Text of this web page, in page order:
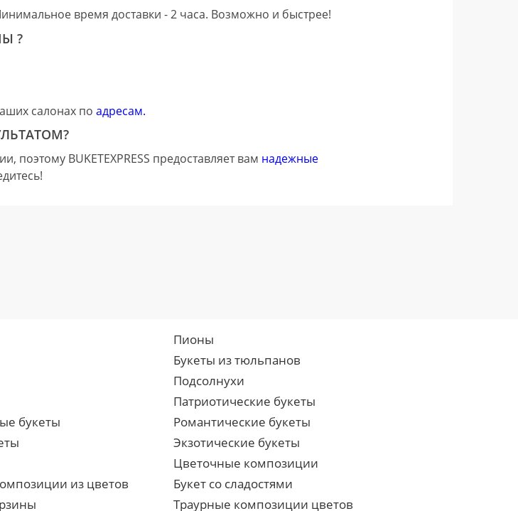
время доставки - 2 часа. Возможно и быстрее!
?
салонах по адресам.
BUKETEXPRESS предоставляет вам надежные
Пионы
Букеты из тюльпанов
Подсолнухи
Патриотические букеты
букеты
Романтические букеты
Экзотические букеты
Цветочные композиции
из цветов
Букет со сладостями
Траурные композиции цветов